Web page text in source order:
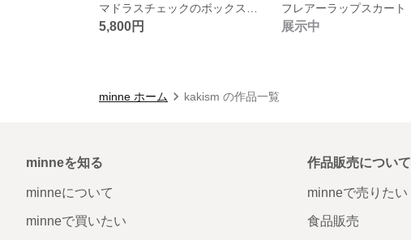
5,800円
フレアーラップスカート
展示中
minne ホーム kakism の作品一覧
minneを知る
minneについて
minneで買いたい
作品販売について
minneで売りたい
食品販売